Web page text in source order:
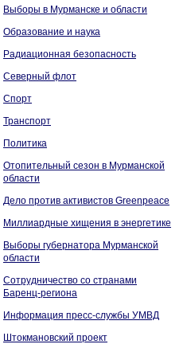
Выборы в Мурманске и области
Образование и наука
Радиационная безопасность
Северный флот
Спорт
Транспорт
Политика
Отопительный сезон в Мурманской
области
Дело против активистов Greenpeace
Миллиардные хищения в энергетике
Выборы губернатора Мурманской
области
Сотрудничество со странами
Баренц-региона
Информация пресс-службы УМВД
Штокмановский проект